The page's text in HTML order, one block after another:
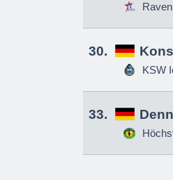
30.
KSW
33.